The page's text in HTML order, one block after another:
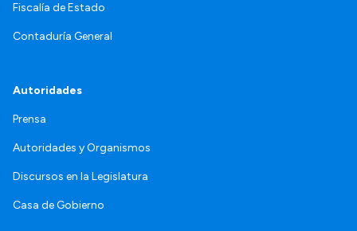
Fiscalía de Estado
Contaduría General
Autoridades
Prensa
Autoridades y Organismos
Discursos en la Legislatura
Casa de Gobierno